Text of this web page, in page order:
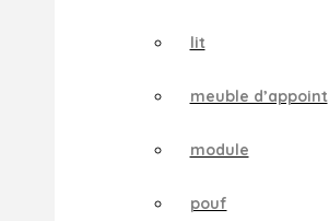
lit
meuble d’appoint
module
pouf